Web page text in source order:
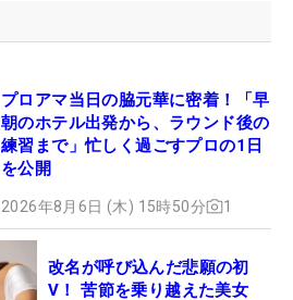
プロアマ当日の脇元華に密着！「早
朝のホテル出発から、ラウンド後の
練習まで」忙しく過ごすプロの1日
を公開
2026年8月6日 (木) 15時50分 1
改名が呼び込んだ悲願の初
V！ 苦節を乗り越えた美女